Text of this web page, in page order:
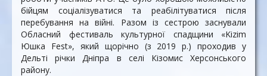
бійцям соціалізуватися та реабілітуватися після
перебування на війні. Разом із сестрою заснували
Обласний фестиваль культурної спадщини «Kizim
Юшка Fest», який щорічно (з 2019 р.) проходив у
Дельті річки Дніпра в селі Кізомис Херсонського
району.